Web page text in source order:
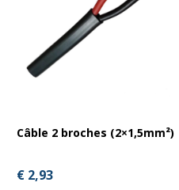
Câble 2 broches (2×1,5mm²)
€ 2,93